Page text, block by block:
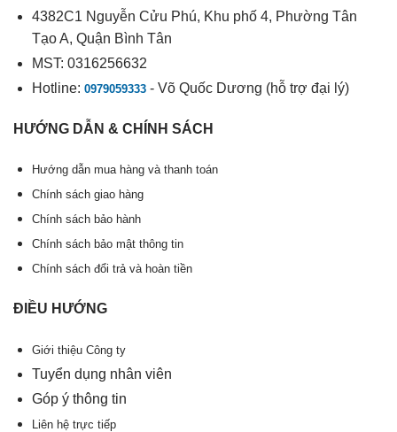
4382C1 Nguyễn Cửu Phú, Khu phố 4, Phường Tân
Tạo A, Quận Bình Tân
MST: 0316256632
Hotline: 0979059333- Võ Quốc Dương (hỗ trợ đại lý)
HƯỚNG DẪN & CHÍNH SÁCH
Hướng dẫn mua hàng và thanh toán
Chính sách giao hàng
Chính sách bảo hành
Chính sách bảo mật thông tin
Chính sách đổi trả và hoàn tiền
ĐIỀU HƯỚNG
Giới thiệu Công ty
Tuyển dụng nhân viên
Góp ý thông tin
Liên hệ trực tiếp